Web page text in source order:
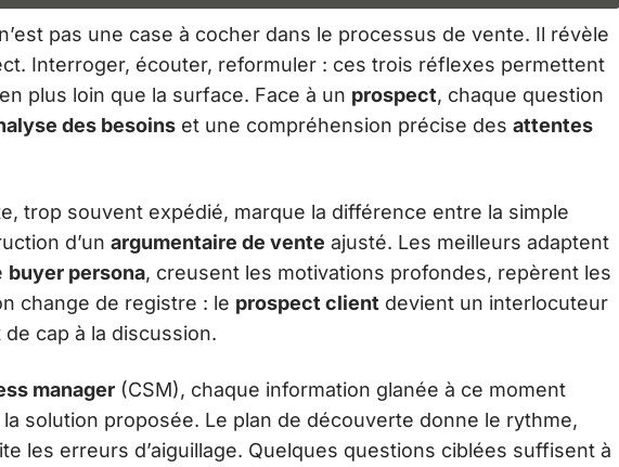
n’est pas une case à cocher dans le processus de vente. Il révèle
Interroger, écouter, reformuler : ces trois réflexes permettent
plus loin que la surface. Face à un prospect, chaque question
des besoins et une compréhension précise des attentes
trop souvent expédié, marque la différence entre la simple
d’un argumentaire de vente ajusté. Les meilleurs adaptent
buyer persona, creusent les motivations profondes, repèrent les
change de registre : le prospect client devient un interlocuteur
cap à la discussion.
manager (CSM), chaque information glanée à ce moment
solution proposée. Le plan de découverte donne le rythme,
les erreurs d’aiguillage. Quelques questions ciblées suffisent à